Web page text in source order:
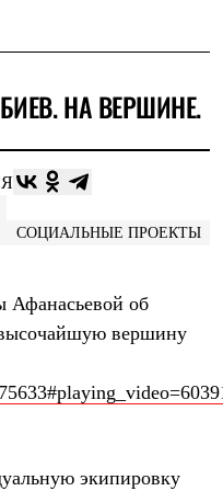
НА ВЕРШИНЕ.
СОЦИАЛЬНЫЕ ПРОЕКТЫ
об
вершину
экипировку